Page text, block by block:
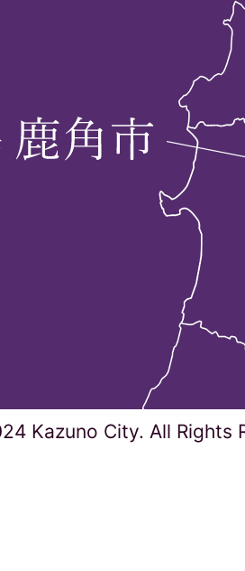
Kazuno City. All Rights